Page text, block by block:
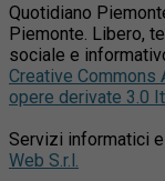
Quotidiano
Piemonte. Libero,
sociale e
Creative Commons
opere derivate 3.0
Servizi informatici
Web S.r.l.